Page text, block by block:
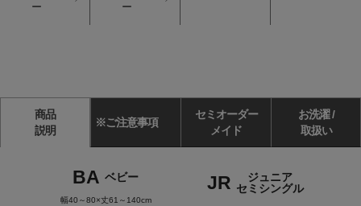
ー
ー
商品
説明
※ご注意事項
セミオーダー
メイド
お洗濯 /
取扱い
BA ベビー
幅40～80×丈61～140cm
JR
ジュニア
セミシングル